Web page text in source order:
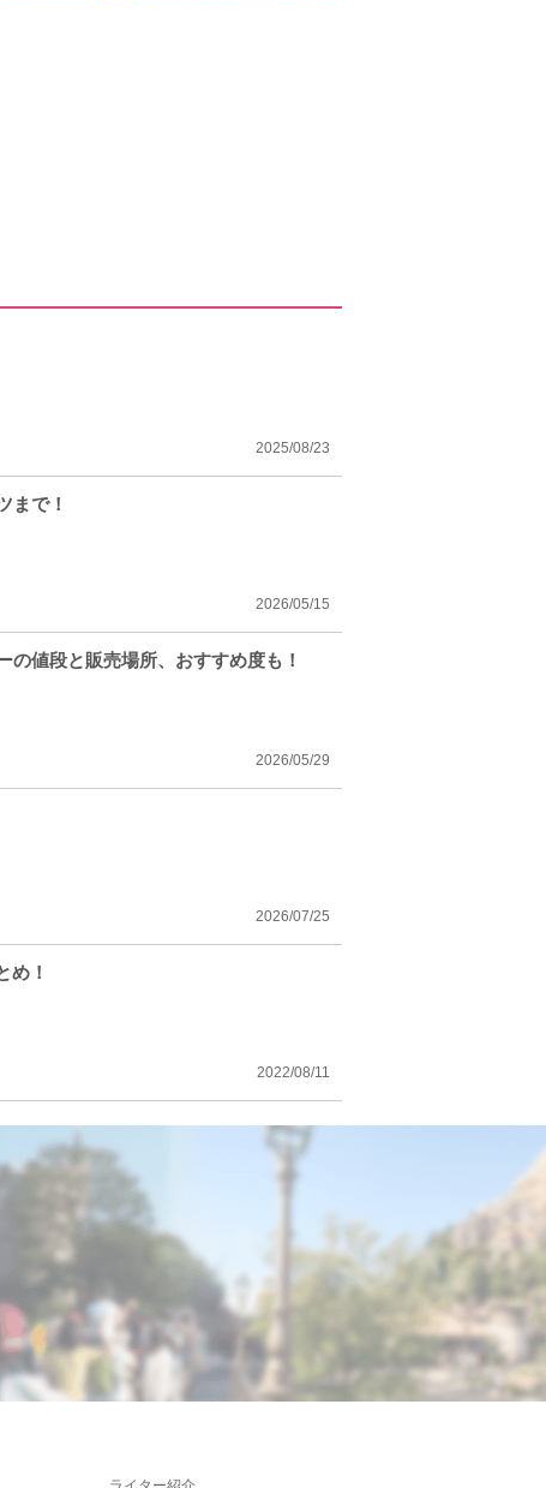
2025/08/23
まで！
2026/05/15
の値段と販売場所、おすすめ度も！
2026/05/29
2026/07/25
め！
2022/08/11